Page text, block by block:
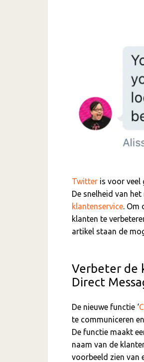
Twitter is voor veel
De snelheid van
klantenservice. Om
klanten te
artikel staan de
Verbeter de
Direct
De nieuwe functie ‘
te communiceren
De functie maakt
naam van de
voorbeeld zien van